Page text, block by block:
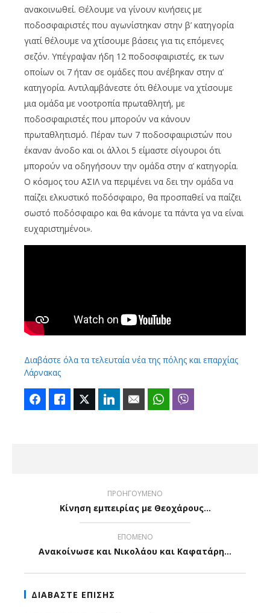
ανακοινωθεί. Θέλουμε να γίνουν κινήσεις με
ποδοσφαιριστές που αγωνίστηκαν στην β’ κατηγορία
γιατί θέλουμε να χτίσουμε βάσεις για τις επόμενες
σεζόν. Υπέγραψαν ήδη 12 ποδοσφαιριστές, εκ των
οποίων οι 7 ήταν σε ομάδες που ανέβηκαν στην α’
κατηγορία. Αντιλαμβάνεστε ότι θέλουμε να χτίσουμε
μια ομάδα με νοοτροπία πρωταθλητή, με
ποδοσφαιριστές που μπορούν να κάνουν
πρωταθλητισμό. Πέραν των 7 ποδοσφαιιριστών που
έκαναν άνοδο και οι άλλοι 5 είμαστε σίγουροι ότι
μπορούν να οδηγήσουν την ομάδα στην α’ κατηγορία.
Ο κόσμος του ΑΣΙΛ να περιμένει να δει την ομάδα να
παίζει ελκυστικό ποδόσφαιρο, θα προσπαθεί να παίζει
σωστό ποδόσφαιρο και θα κάνομε τα πάντα γα να είναι
ευχαριστημένοι».
Διαβάστε όλα τα τελευταία νέα της πόλης και επαρχίας
Λάρνακας
FacebookLike Twitter LinkedIn Email WhatsApp
ΠΡΟΗΓΟΥΜΕΝΟ
Κίνηση εμπειρίας με Θεοχάρους…
ΕΠΟΜΕΝΟ
Ανακοίνωσε και Νικολάου και Καφατάρη...
ΔΙΑΒΑΣΤΕ ΕΠΙΣΗΣ